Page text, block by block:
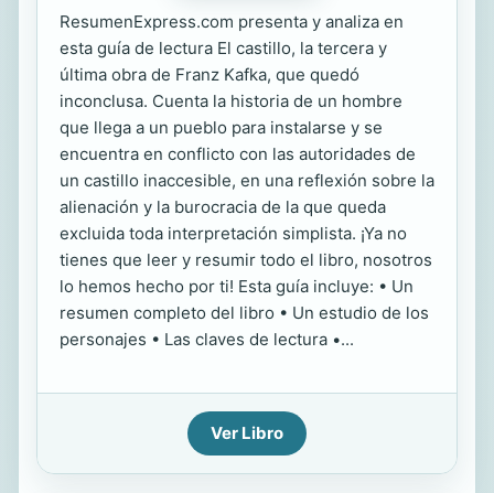
ResumenExpress.com presenta y analiza en
esta guía de lectura El castillo, la tercera y
última obra de Franz Kafka, que quedó
inconclusa. Cuenta la historia de un hombre
que llega a un pueblo para instalarse y se
encuentra en conflicto con las autoridades de
un castillo inaccesible, en una reflexión sobre la
alienación y la burocracia de la que queda
excluida toda interpretación simplista. ¡Ya no
tienes que leer y resumir todo el libro, nosotros
lo hemos hecho por ti! Esta guía incluye: • Un
resumen completo del libro • Un estudio de los
personajes • Las claves de lectura •...
Ver Libro